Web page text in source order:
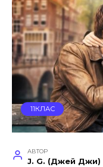
11КЛАС
АВТОР
J. G. (Джей Джи)